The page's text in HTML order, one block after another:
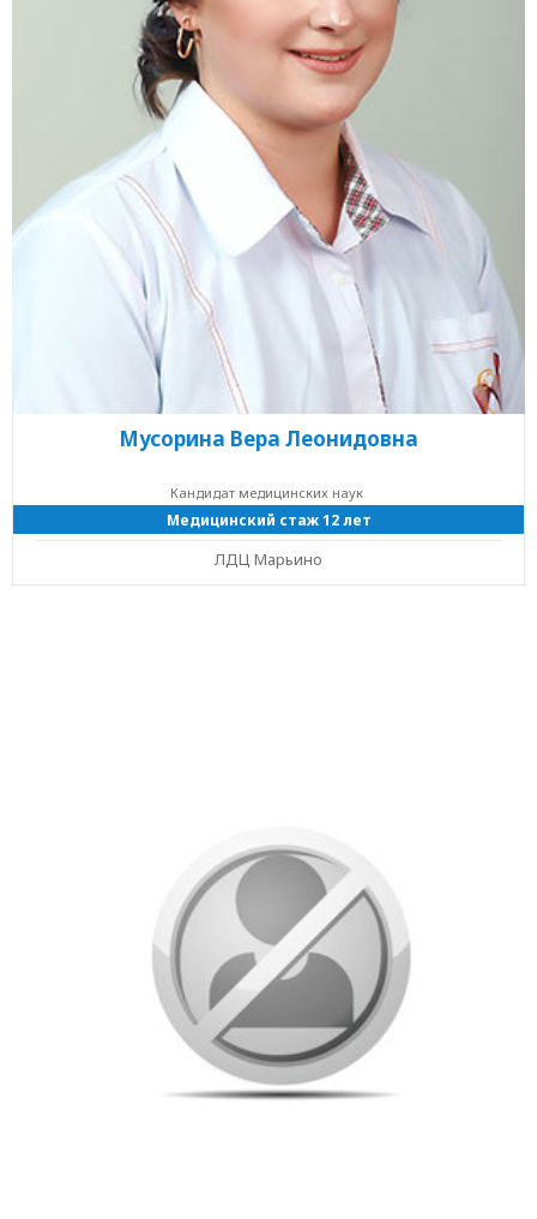
Мусорина Вера Леонидовна
Кандидат медицинских наук
Медицинский стаж 12 лет
ЛДЦ Марьино